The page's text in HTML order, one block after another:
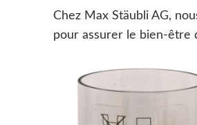
Chez Max Stäubli AG,
pour assurer le bien-être